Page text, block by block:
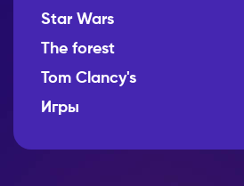
Star Wars
The forest
Tom Clancy's
Игры